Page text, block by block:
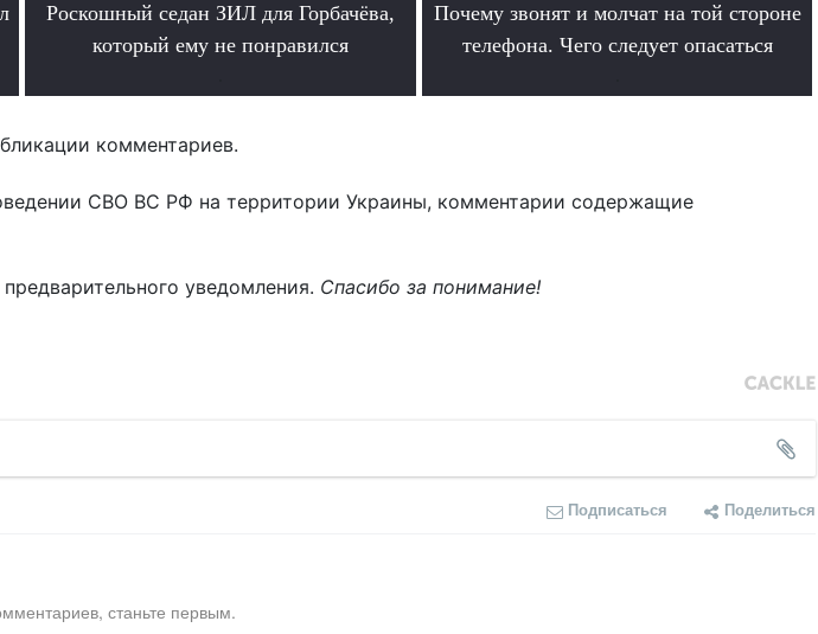
Роскошный седан ЗИЛ для Горбачёва,
который ему не понравился
Почему звонят и молчат на той стороне
телефона. Чего следует опасаться
комментариев.
СВО ВС РФ на территории Украины, комментарии содержащие
уведомления. Спасибо за понимание!
Подписаться Поделиться
станьте первым.